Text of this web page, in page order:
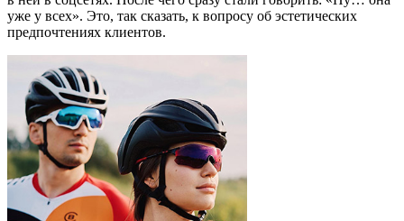
уже у всех». Это, так сказать, к вопросу об эстетических
предпочтениях клиентов.